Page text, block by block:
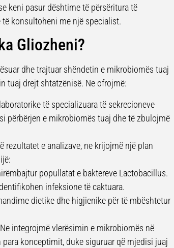
keni pasur dështime të përsëritura të
konsultoheni me një specialist.
Gliozheni?
dhe trajtuar shëndetin e mikrobiomës tuaj
tuaj drejt shtatzënisë. Ne ofrojmë:
të specializuara të sekrecioneve
përbërjen e mikrobiomës tuaj dhe të zbulojmë
rezultatet e analizave, ne krijojmë një plan
popullatat e baktereve Lactobacillus.
infeksione të caktuara.
dietike dhe higjienike për të mbështetur
Ne integrojmë vlerësimin e mikrobiomës në
konceptimit, duke siguruar që mjedisi juaj